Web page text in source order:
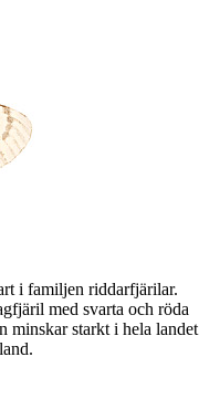
i familjen riddarfjärilar.
med svarta och röda
minskar starkt i hela landet